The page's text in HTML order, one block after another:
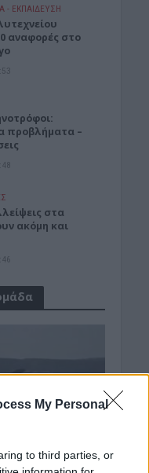
My Personal
to third parties, or
- ΕΚΠΑΙΔΕΥΣΗ
αναφορές στο
προβλήματα –
στα
ακόμη και